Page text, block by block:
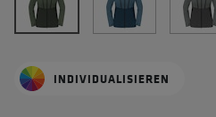
INDIVIDUALISIEREN